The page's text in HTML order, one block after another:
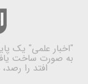
"اخبار علمی" یک
به صورت ساخت
افتد را